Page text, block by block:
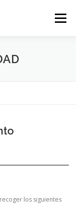
Menú
los siguientes